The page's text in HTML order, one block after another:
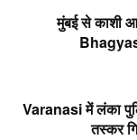
b
k
मुंबई से काशी
Varanasi में लंका
तस्कर